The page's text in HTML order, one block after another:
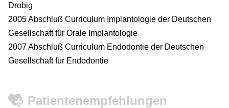
Drobig
2005 Abschluß Curriculum Implantologie der Deutschen
Gesellschaft für Orale Implantologie
2007 Abschluß Curriculum Endodontie der Deutschen
Gesellschaft für Endodontie
Patientenempfehlungen